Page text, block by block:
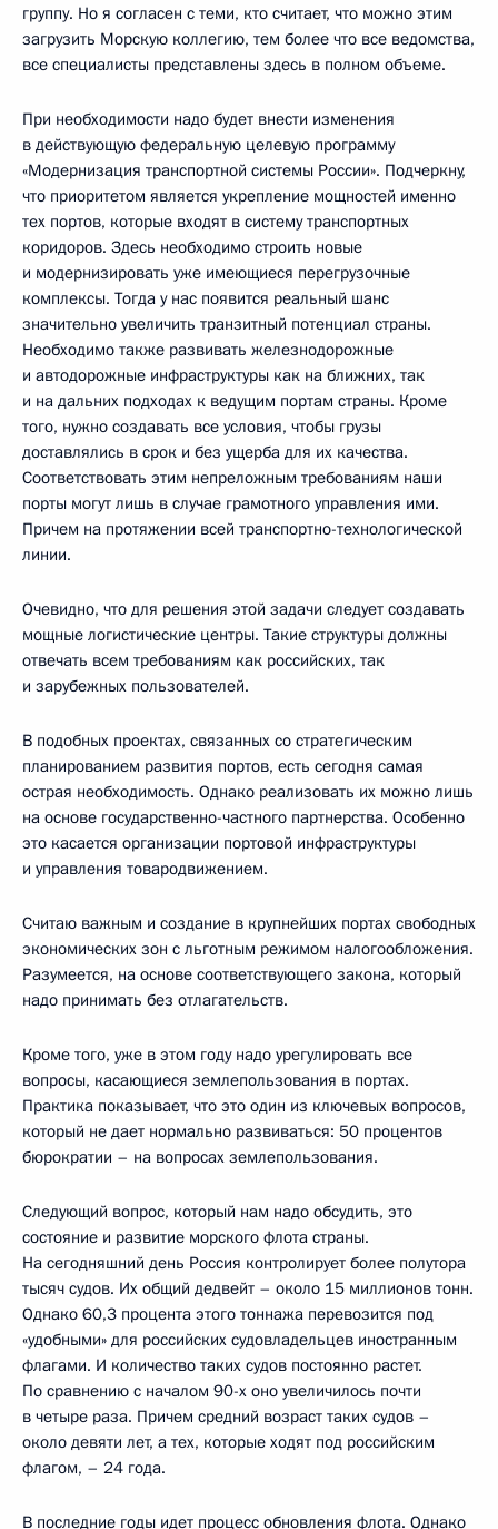
группу. Но я согласен с теми, кто считает, что можно этим
загрузить Морскую коллегию, тем более что все ведомства,
все специалисты представлены здесь в полном объеме.
При необходимости надо будет внести изменения
в действующую федеральную целевую программу
«Модернизация транспортной системы России». Подчеркну,
что приоритетом является укрепление мощностей именно
тех портов, которые входят в систему транспортных
коридоров. Здесь необходимо строить новые
и модернизировать уже имеющиеся перегрузочные
комплексы. Тогда у нас появится реальный шанс
значительно увеличить транзитный потенциал страны.
Необходимо также развивать железнодорожные
и автодорожные инфраструктуры как на ближних, так
и на дальних подходах к ведущим портам страны. Кроме
того, нужно создавать все условия, чтобы грузы
доставлялись в срок и без ущерба для их качества.
Соответствовать этим непреложным требованиям наши
порты могут лишь в случае грамотного управления ими.
Причем на протяжении всей транспортно-технологической
линии.
Очевидно, что для решения этой задачи следует создавать
мощные логистические центры. Такие структуры должны
отвечать всем требованиям как российских, так
и зарубежных пользователей.
В подобных проектах, связанных со стратегическим
планированием развития портов, есть сегодня самая
острая необходимость. Однако реализовать их можно лишь
на основе государственно-частного партнерства. Особенно
это касается организации портовой инфраструктуры
и управления товародвижением.
Считаю важным и создание в крупнейших портах свободных
экономических зон с льготным режимом налогообложения.
Разумеется, на основе соответствующего закона, который
надо принимать без отлагательств.
Кроме того, уже в этом году надо урегулировать все
вопросы, касающиеся землепользования в портах.
Практика показывает, что это один из ключевых вопросов,
который не дает нормально развиваться: 50 процентов
бюрократии – на вопросах землепользования.
Следующий вопрос, который нам надо обсудить, это
состояние и развитие морского флота страны.
На сегодняшний день Россия контролирует более полутора
тысяч судов. Их общий дедвейт – около 15 миллионов тонн.
Однако 60,3 процента этого тоннажа перевозится под
«удобными» для российских судовладельцев иностранным
флагами. И количество таких судов постоянно растет.
По сравнению с началом 90-х оно увеличилось почти
в четыре раза. Причем средний возраст таких судов –
около девяти лет, а тех, которые ходят под российским
флагом, – 24 года.
В последние годы идет процесс обновления флота. Однако